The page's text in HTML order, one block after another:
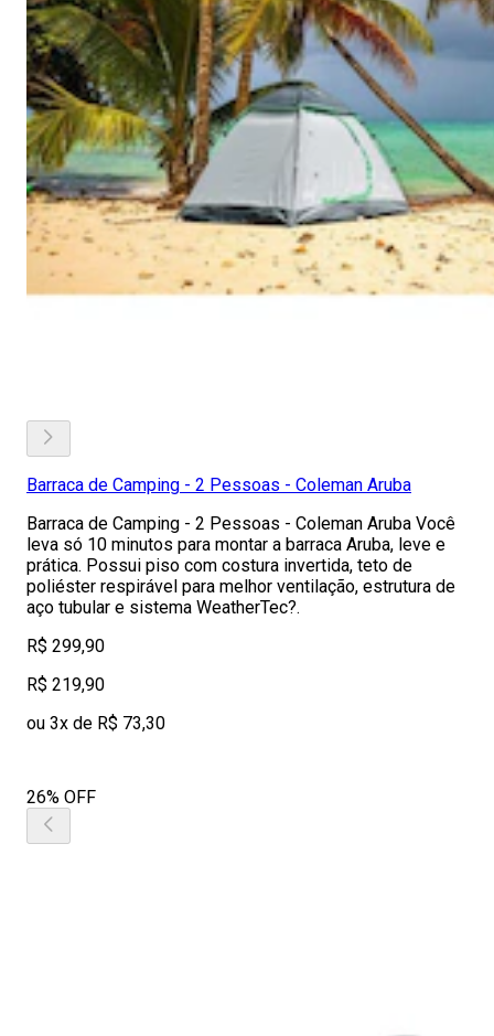
Barraca de Camping - 2 Pessoas - Coleman Aruba
Barraca de Camping - 2 Pessoas - Coleman Aruba Você
leva só 10 minutos para montar a barraca Aruba, leve e
prática. Possui piso com costura invertida, teto de
poliéster respirável para melhor ventilação, estrutura de
aço tubular e sistema WeatherTec?.
R$ 299,90
R$ 219,90
ou 3x de R$ 73,30
26% OFF